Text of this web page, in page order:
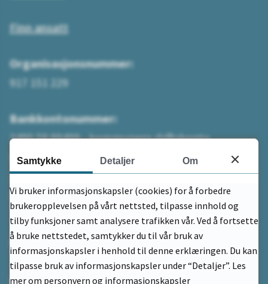
Finn ansatt
Organisasjonsnummer:
917 151 229
Bankkontonummer:
2480 58 99499 - kommunens driftskonto
betaling uten KID
2480.59.59599 - på faktura fra kommunen
betaling med KID
Adresse
Postadresse:
Samtykke Detaljer Om
Vi bruker informasjonskapsler (cookies) for å forbedre
brukeropplevelsen på vårt nettsted, tilpasse innhold og
tilby funksjoner samt analysere trafikken vår. Ved å fortsette
å bruke nettstedet, samtykker du til vår bruk av
informasjonskapsler i henhold til denne erklæringen. Du kan
tilpasse bruk av informasjonskapsler under “Detaljer”. Les
mer om personvern og informasjonskapsler